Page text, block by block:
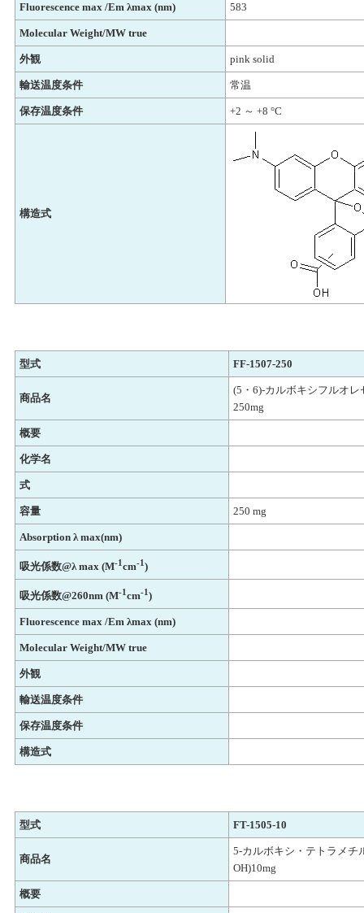
Fluorescence max /Em λmax (nm) 583
Molecular Weight/MW true
外観 pink solid
輸送温度条件 常温
保存温度条件 +2 ～ +8 °C
構造式
型式 FF-1507-250
商品名
(5・6)-カルボキシフルオ
250mg
概要
化学名
式
容量 250 mg
Absorption λ max(nm)
吸光係数@λ max (M-1 cm-1 )
吸光係数@260nm (M-1 cm-1 )
Fluorescence max /Em λmax (nm)
Molecular Weight/MW true
外観
輸送温度条件
保存温度条件
構造式
型式 FT-1505-10
商品名
5-カルボキシ・テトラメチ
OH)10mg
概要